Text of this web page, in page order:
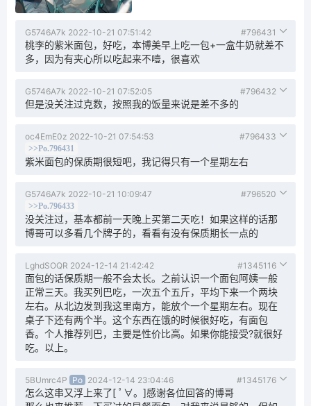
G5746A7k 2022-10-21 07:51:42 #796431
桃李的紫米面包，好吃，本博美早上吃一包+一盒牛奶就差不
多，因为有夹心所以吃起来不噎，很喜欢
G5746A7k 2022-10-21 07:52:05 #796432
但是没关注过克数，按照我的饭量来说是差不多的
oc4EmE0z 2022-10-21 07:54:53 #796433
>>Po.796431
紫米面包的保质期很短吧，我记得只有一个星期左右
G5746A7k 2022-10-21 10:09:47 #796520
>>Po.796433
没关注过，基本都前一天晚上买第二天吃！如果这样的话那
博哥可以多看几个牌子的，看看有没有保质期长一点的
LghdSOQR 2024-12-14 21:42:42 #1345116
面包的话保质期一般不会太长。之前认识一个面包阿姨一般
正常三天。我买列巴吃，一次五个五斤，平均下来一个两块
左右。从北边发到我这里南方，能放个一个星期左右。现在
桌子下还有两个半。这个东西在饿的时候很好吃，有面包
香。个人推荐列巴，主要是性价比高。如果你能接受?就很好
吃。以上。
5BUmrc4P Po 2024-12-14 23:04:46 #1345176
怎么这串又浮上来了[ ﾟ∀。]感谢各位回答的博哥